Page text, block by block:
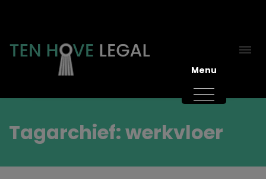
Tagarchief: werkvloer
Menu